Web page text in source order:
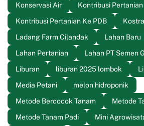
Konservasi Air
Kontribusi Pertanian
Kontribusi Pertanian Ke PDB
Ladang Farm Cilandak
Lahan Baru
Lahan Pertanian
Lahan PT Semen
Liburan
liburan 2025 lombok
Media Petani
melon hidroponik
Metode Bercocok Tanam
Metode
Metode Tanam Padi
Mini